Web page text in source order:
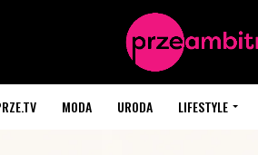
MODA URODA LIFESTYLE